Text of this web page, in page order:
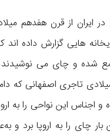
در ایران از قرن هفدهم
هایی گزارش داده‌ اند
شده و چای می‌
تاجری اصفهانی که
اجناس این نواحی را به
چای را به اروپا برد و